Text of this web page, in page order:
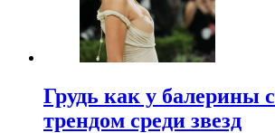
Грудь как у балерины
трендом среди звезд